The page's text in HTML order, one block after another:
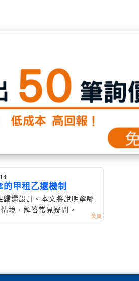
甲租乙還機制
歸還設計。本文將說明傘哪
境，解答常見疑問。